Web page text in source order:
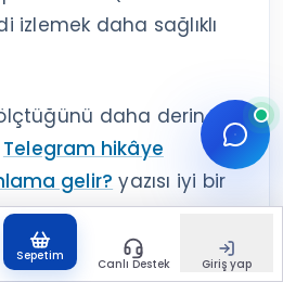
daha sağlıklı
daha derin
Telegram hikâye
gelir? yazısı iyi bir
Sepetim
Canlı Destek Giriş yap